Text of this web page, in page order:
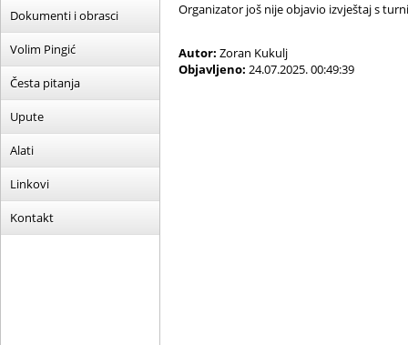
Dokumenti i obrasci
Volim Pingić
Česta pitanja
Upute
Alati
Linkovi
Kontakt
Organizator još nije objavio izvještaj s
Autor: Zoran Kukulj
Objavljeno: 24.07.2025. 00:49:39